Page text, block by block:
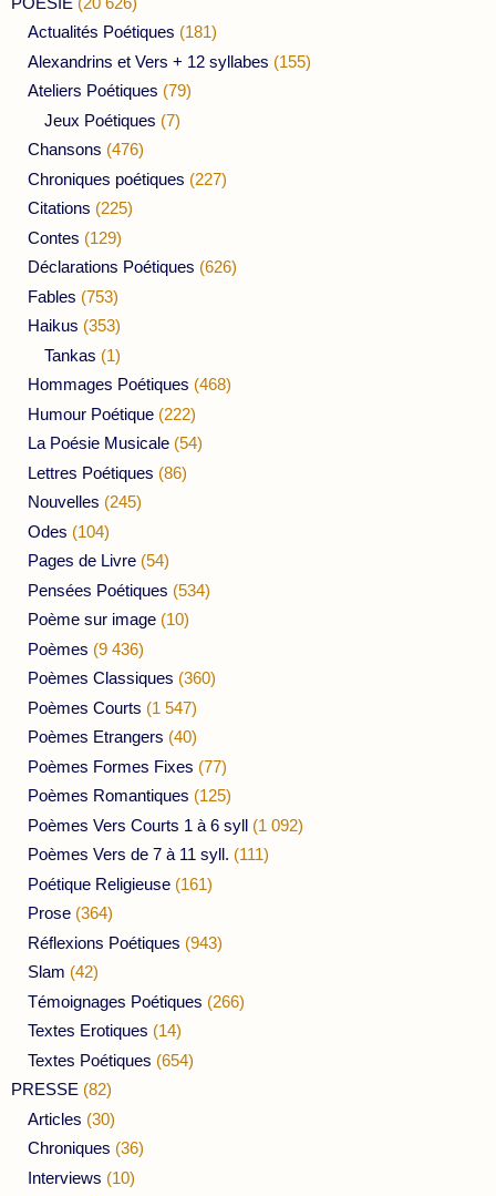
Actualités Poétiques (181)
Alexandrins et Vers + 12 syllabes (155)
Ateliers Poétiques (79)
Jeux Poétiques (7)
Chansons (476)
Chroniques poétiques (227)
Citations (225)
Contes (129)
Déclarations Poétiques (626)
Fables (753)
Haikus (353)
Tankas (1)
Hommages Poétiques (468)
Humour Poétique (222)
La Poésie Musicale (54)
Lettres Poétiques (86)
Nouvelles (245)
Odes (104)
Pages de Livre (54)
Pensées Poétiques (534)
Poème sur image (10)
Poèmes (9 436)
Poèmes Classiques (360)
Poèmes Courts (1 547)
Poèmes Etrangers (40)
Poèmes Formes Fixes (77)
Poèmes Romantiques (125)
Poèmes Vers Courts 1 à 6 syll (1 092)
Poèmes Vers de 7 à 11 syll. (111)
Poétique Religieuse (161)
Prose (364)
Réflexions Poétiques (943)
Slam (42)
Témoignages Poétiques (266)
Textes Erotiques (14)
Textes Poétiques (654)
PRESSE (82)
Articles (30)
Chroniques (36)
Interviews (10)